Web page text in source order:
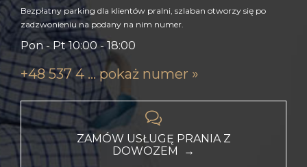
Bezpłatny parking dla klientów pralni, szlaban otworzy się po
zadzwonieniu na podany na nim numer.
Pon - Pt 10:00 - 18:00
+48 537 4 ... pokaż numer »

ZAMÓW USŁUGĘ PRANIA Z
DOWOZEM →